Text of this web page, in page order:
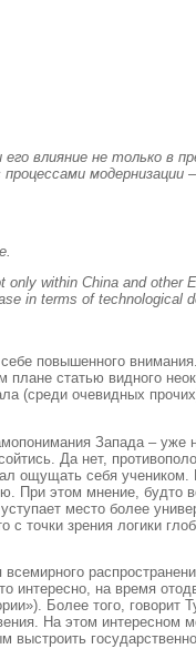
влияние не только в
модернизации
within China and other
in terms of technological
повышенного
плане статью видного
(среди очевидных
Запада –
Да нет,
ощущать себя учеником.
При этом мнение, будто
место более
точки зрения логики
интересно, на время
Более того, говорит
На этом интересном